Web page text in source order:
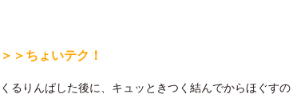
＞＞ちょいテク！
くるりんぱした後に、キュッときつく結んでからほぐすの